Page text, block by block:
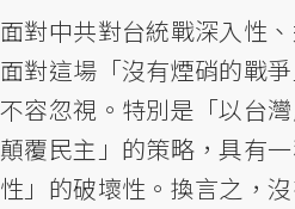
面對中共對台統戰深入性
面對這場「沒有煙硝的戰
不容忽視。特別是「以台
顛覆民主」的策略，具有
性」的破壞性。換言之，